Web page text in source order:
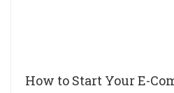
How to Start Your E-